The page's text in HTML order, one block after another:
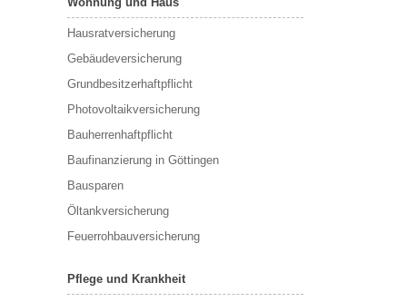
Hausratversicherung
Gebäudeversicherung
Grundbesitzerhaftpflicht
Photovoltaikversicherung
Bauherrenhaftpflicht
Baufinanzierung in Göttingen
Bausparen
Öltankversicherung
Feuerrohbauversicherung
Pflege und Krankheit